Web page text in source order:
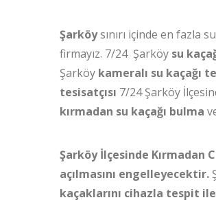
Şarköysınırı içinde en fazla
firmayız. 7/24 Şarköy su
Şarköy kameralı su kaçağı
tesisatçısı 7/24 Şarköy
kırmadan su kaçağı bulma
Şarköy İlçesinde Kırmadan
açılmasını engelleyecektir.
kaçaklarını cihazla tespit